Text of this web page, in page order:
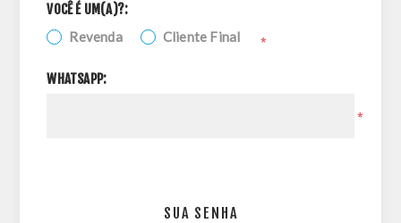
VOCÊ É UM(A)?:
Revenda Cliente Final *
WHATSAPP:
*
SUA SENHA